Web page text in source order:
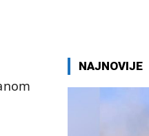
NAJNOVIJE